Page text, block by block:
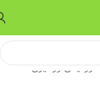
رومیزی